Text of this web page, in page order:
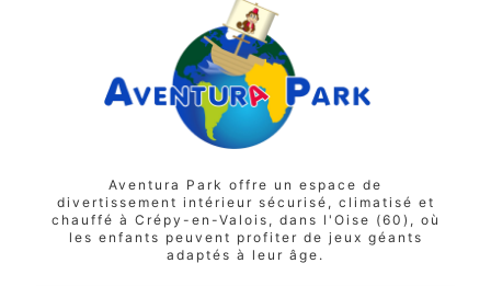
Aventura Park offre un espace de
divertissement intérieur sécurisé, climatisé et
chauffé à Crépy-en-Valois, dans l'Oise (60), où
les enfants peuvent profiter de jeux géants
adaptés à leur âge.